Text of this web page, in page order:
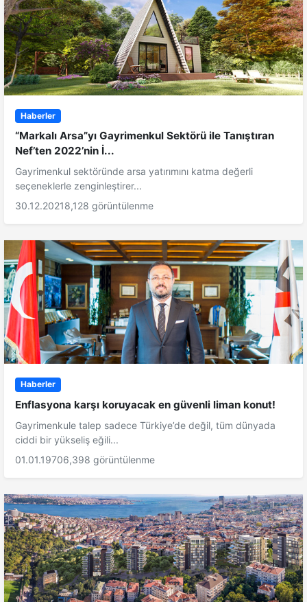
Haberler
“Markalı Arsa”yı Gayrimenkul Sektörü ile Tanıştıran
Nef’ten 2022’nin İ...
Gayrimenkul sektöründe arsa yatırımını katma değerli
seçeneklerle zenginleştirer...
30.12.20218,128 görüntülenme
Haberler
Enflasyona karşı koruyacak en güvenli liman konut!
Gayrimenkule talep sadece Türkiye’de değil, tüm dünyada
ciddi bir yükseliş eğili...
01.01.19706,398 görüntülenme